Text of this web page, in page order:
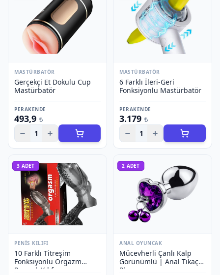
MASTÜRBATÖR
Gerçekçi Et Dokulu Cup
Mastürbatör
PERAKENDE
493,9 ₺
1
MASTÜRBATÖR
6 Farklı İleri-Geri
Fonksiyonlu Mastürbatör
PERAKENDE
3.179 ₺
1
3 ADET
PENIS KILIFI
10 Farklı Titreşim
Fonksiyonlu Orgazm
Parmak Kılıfı
2 ADET
ANAL OYUNCAK
Mücevherli Çanlı Kalp
Görünümlü | Anal Tıkaç
Plug